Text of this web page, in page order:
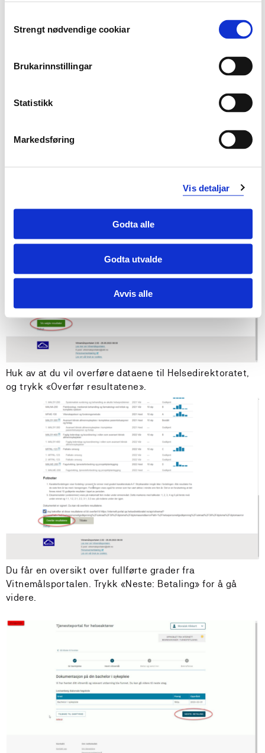
Selection
Strengt nødvendige cookiar
Brukarinnstillingar
Statistikk
Markedsføring
Vis detaljar
Godta alle
Godta utvalde
Avvis alle
Se over resultater, og fjern eventuelle ikke-relevante
Huk av at du vil overføre dataene til Helsedirektoratet,
og trykk «Overfør resultatene».
Du får en oversikt over fullførte grader fra
Vitnemålsportalen. Trykk «Neste: Betaling» for å gå
videre.